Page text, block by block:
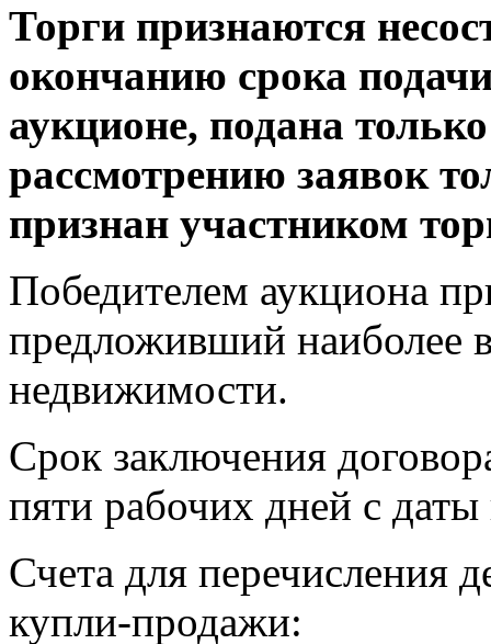
Торги признаются
окончанию срока
аукционе, подана
рассмотрению заявок
признан участником
Победителем аукциона
предложивший наиболее
недвижимости.
Срок заключения
пяти рабочих дней с
Счета для перечисления
купли-продажи: